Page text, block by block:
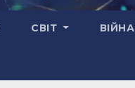
СВІТ ВІЙНА